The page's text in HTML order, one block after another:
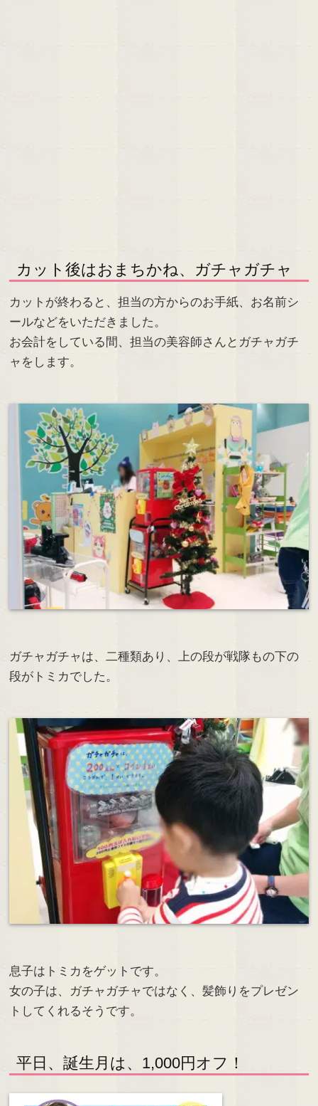
カット後はおまちかね、ガチャガチャ
カットが終わると、担当の方からのお手紙、お名前シ
ールなどをいただきました。
お会計をしている間、担当の美容師さんとガチャガチ
ャをします。
ガチャガチャは、二種類あり、上の段が戦隊もの下の
段がトミカでした。
息子はトミカをゲットです。
女の子は、ガチャガチャではなく、髪飾りをプレゼン
トしてくれるそうです。
平日、誕生月は、1,000円オフ！